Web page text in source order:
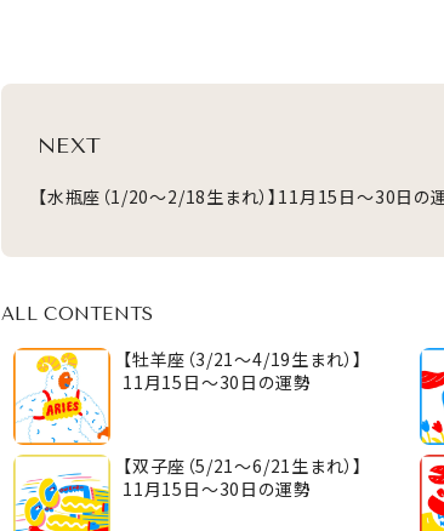
NEXT
【水瓶座（1/20～2/18生まれ）】11月15日～30日の
ALL CONTENTS
【牡羊座（3/21～4/19生まれ）】
11月15日～30日の運勢
【双子座（5/21～6/21生まれ）】
11月15日～30日の運勢